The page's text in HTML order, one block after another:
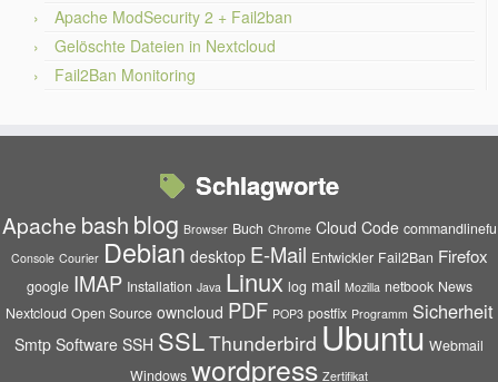
Apache ModSecurity 2 + Fail2ban
Gelöschte Dateien in Nextcloud
Fail2Ban Monitoring
Schlagworte
Apache bash blog Browser Buch Chrome Cloud Code commandlinefu
Console Courier Debian desktop E-Mail Entwickler Fail2Ban Firefox
google IMAP Installation Java Linux log mail Mozilla netbook News
Nextcloud Open Source owncloud PDF POP3 postfix Programm Sicherheit
Smtp Software SSH SSLThunderbird Ubuntu Webmail
Windows wordpress Zertifikat